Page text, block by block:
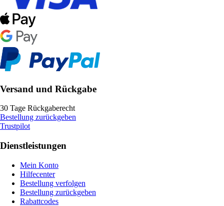
Versand und Rückgabe
30 Tage Rückgaberecht
Bestellung zurückgeben
Trustpilot
Dienstleistungen
Mein Konto
Hilfecenter
Bestellung verfolgen
Bestellung zurückgeben
Rabattcodes